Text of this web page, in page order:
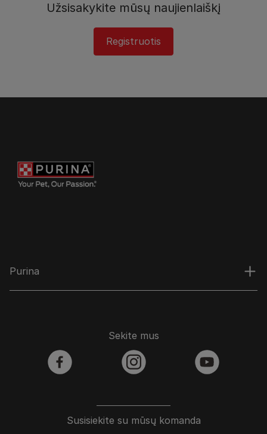
Užsisakykite mūsų naujienlaiškį
Registruotis
Purina
Susisiekite su mūsų komanda
Sekite mus
facebook instagram youtube